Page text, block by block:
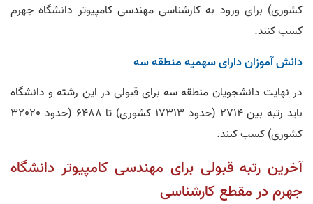
کشوری) برای ورود به کارشناسی مهندسی کامپیوتر دانشگاه جهرم
کسب کنند.
دانش آموزان دارای سهمیه منطقه سه
در نهایت دانشجویان منطقه سه برای قبولی در این رشته و دانشگاه
باید رتبه بین 2714 (حدود 17313 کشوری) تا 6488 (حدود 32020
کشوری) کسب کنند.
آخرین رتبه قبولی برای مهندسی کامپیوتر دانشگاه
جهرم در مقطع کارشناسی